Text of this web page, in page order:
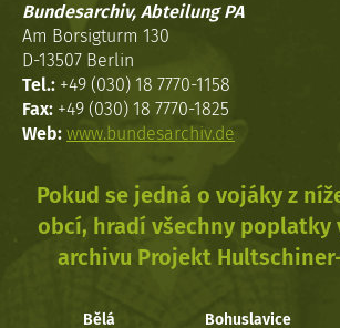
Bundesarchiv, Abteilung PA
Am Borsigturm 130
D-13507 Berlin
Tel.: +49 (030) 18 7770-1158
Fax: +49 (030) 18 7770-1825
Web: www.bundesarchiv.de
Pokud se jedná o vojáky z
obcí, hradí všechny poplatky
archivu Projekt
Bělá Bohuslavice